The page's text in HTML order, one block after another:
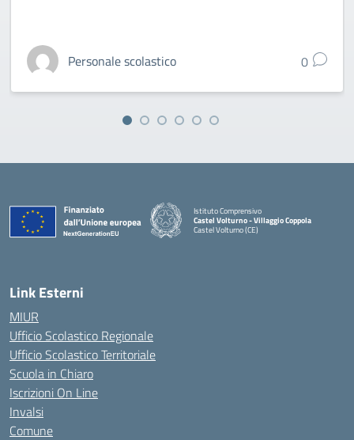
Personale scolastico 0
Istituto Comprensivo
Castel Volturno - Villaggio Coppola
Castel Volturno (CE)
Link Esterni
MIUR
Ufficio Scolastico Regionale
Ufficio Scolastico Territoriale
Scuola in Chiaro
Iscrizioni On Line
Invalsi
Comune